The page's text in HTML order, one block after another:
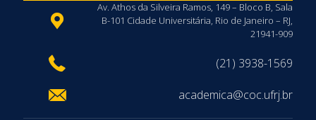
Av. Athos da Silveira Ramos, 149 – Bloco B, Sala
B-101 Cidade Universitária, Rio de Janeiro – RJ,
21941-909
(21) 3938-1569
academica@coc.ufrj.br